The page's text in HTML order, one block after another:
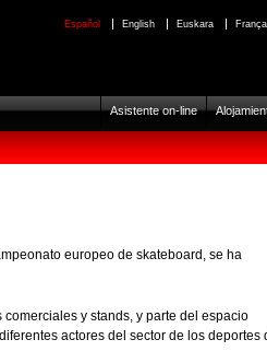
Español English Euskara
Asistente on-line
europeo de skateboard, se ha
y stands, y parte del espacio
actores del sector de los deportes